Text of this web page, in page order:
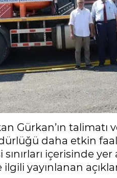
Gürkan’ın
daha etkin
sınırları içerisinde
yayınlanan